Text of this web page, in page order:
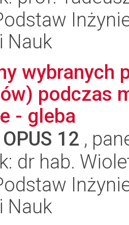
Nauk
wybranych
podczas
- gleba
OPUS 12 ,
dr hab.
Nauk